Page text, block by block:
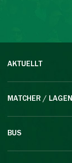
AKTUELLT
MATCHER / LAGEN
BUS